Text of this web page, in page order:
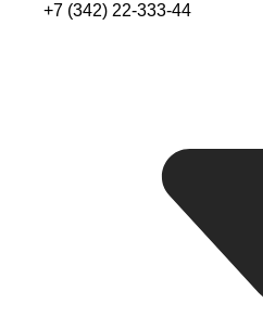
+7 (342) 22-333-44